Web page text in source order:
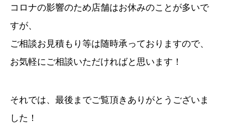
コロナの影響のため店舗はお休みのことが多いで
すが、
ご相談お見積もり等は随時承っておりますので、
お気軽にご相談いただければと思います！
それでは、最後までご覧頂きありがとうございま
した！